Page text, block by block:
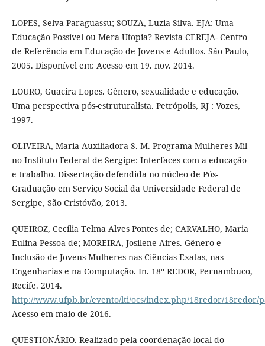
LOPES, Selva Paraguassu; SOUZA, Luzia Silva. EJA: Uma
Educação Possível ou Mera Utopia? Revista CEREJA- Centro
de Referência em Educação de Jovens e Adultos. São Paulo,
2005. Disponível em: Acesso em 19. nov. 2014.
LOURO, Guacira Lopes. Gênero, sexualidade e educação.
Uma perspectiva pós-estruturalista. Petrópolis, RJ : Vozes,
1997.
OLIVEIRA, Maria Auxiliadora S. M. Programa Mulheres Mil
no Instituto Federal de Sergipe: Interfaces com a educação
e trabalho. Dissertação defendida no núcleo de Pós-
Graduação em Serviço Social da Universidade Federal de
Sergipe, São Cristóvão, 2013.
QUEIROZ, Cecília Telma Alves Pontes de; CARVALHO, Maria
Eulina Pessoa de; MOREIRA, Josilene Aires. Gênero e
Inclusão de Jovens Mulheres nas Ciências Exatas, nas
Engenharias e na Computação. In. 18º REDOR, Pernambuco,
Recife. 2014.
http://www.ufpb.br/evento/lti/ocs/index.php/18redor/18redor/
Acesso em maio de 2016.
QUESTIONÁRIO. Realizado pela coordenação local do